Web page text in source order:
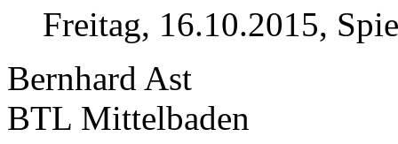
Freitag, 16.10.2015,
Bernhard Ast
BTL Mittelbaden